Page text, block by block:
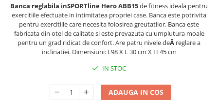
Saltele mici
Saltele de la 120 x 60 cm
Saltele de la 140 x 70 cm
Saltele 127 x 63 cm
Saltele de la 160 x 80 cm
Lenjerii patut 120 x 60 cm
Lenjerii patut 140 x 70 cm
Banca reglabila inSPORTline Hero ABB15de fitness ideala pentru
exercitiile efectuate in intimitatea propriei case. Banca este potrivita
pentru exercitiile care necesita folosirea greutatilor. Banca este
fabricata din otel de calitate si este prevazuta cu umplutura moale
pentru un grad ridicat de confort. Are patru nivele deÂ reglare a
inclinatiei.Dimensiuni: L98 X L 30 cm X H 45 cm
IN STOC
ADAUGA IN COS